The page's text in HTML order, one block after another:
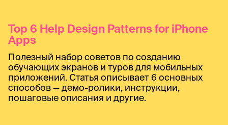
Top 6 Help Design Patterns for iPhone
Apps
Полезный набор советов по созданию
обучающих экранов и туров для мобильных
приложений. Статья описывает 6 основных
способов — демо-ролики, инструкции,
пошаговые описания и другие.